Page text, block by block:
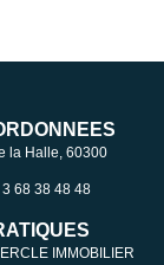
la Halle, 60300
68 38 48 48
IMMOBILIER